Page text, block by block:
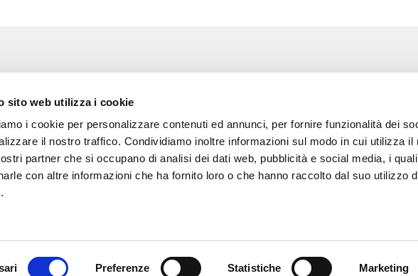
sito web utilizza i cookie
i cookie per personalizzare contenuti ed annunci, per fornire funzionalità dei
il nostro traffico. Condividiamo inoltre informazioni sul modo in cui utilizza il
partner che si occupano di analisi dei dati web, pubblicità e social media, i
con altre informazioni che ha fornito loro o che hanno raccolto dal suo utilizzo
Preferenze Statistiche Marketing
L’associazione
Gli amici di Go Wine
Area stampa
12051 Alba (Cn)
tel. +39 0173 364631
Codice fiscale e